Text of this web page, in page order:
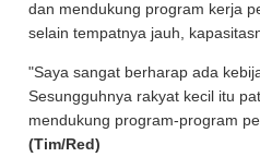
dan mendukung program kerja
selain tempatnya jauh,
"Saya sangat berharap ada
Sesungguhnya rakyat kecil itu
mendukung program-program
(Tim/Red)